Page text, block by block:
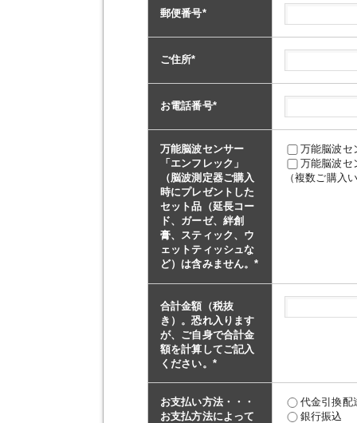
郵便番号*
ご住所*
お電話番号*
万能脳波センサー
「エンフレック」
（脳波測定器ご購入
時にプレゼントした
セット品（延長コー
ド、ガーゼ、絆創
膏、スティック、ウ
ェットティッシュな
ど）は含みません。*
万能脳波セ
万能脳波セ
（複数ご購入
合計金額（税抜
き）。恐れ入ります
が、ご自身で合計金
額を計算してご記入
ください。 *
お支払い方法・・・
お支払方法によって
代金引換配
銀行振込